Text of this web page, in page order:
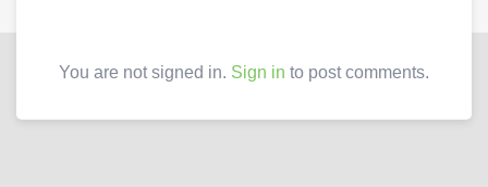
You are not signed in. Sign in to post comments.